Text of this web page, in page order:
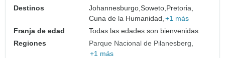
Destinos
Johannesburgo,Soweto, Pretoria,
Cuna de la Humanidad, +1 más
Franja de edad
Todas las edades son bienvenidas
Regiones
Parque Nacional de Pilanesberg
+1 más